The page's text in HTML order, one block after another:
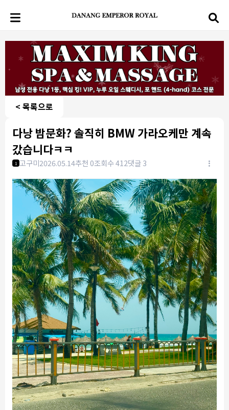
< 목록으로
다낭 밤문화? 솔직히 BMW 가라오케만 계속
갔습니다ㅋㅋ
1 고구미2026.05.14추천 0조회수 412댓글 3